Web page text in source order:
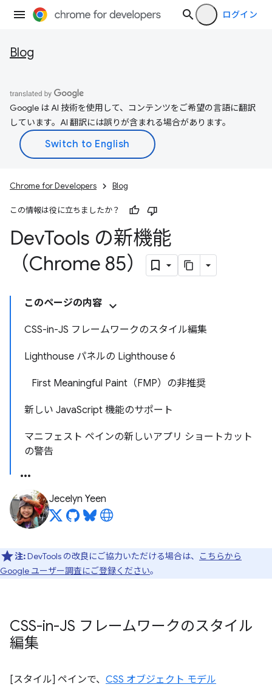
ログイン
Blog
Google は AI 技術を使用して、コンテンツをご希望の言語に翻訳
しています。AI 翻訳には誤りが含まれる場合があります。
Chrome for Developers Blog
この情報は役に立ちましたか？
DevTools の新機能
（Chrome 85）
このページの内容
CSS-in-JS フレームワークのスタイル編集
Lighthouse パネルの Lighthouse 6
First Meaningful Paint（FMP）の非推奨
新しい JavaScript 機能のサポート
マニフェスト ペインの新しいアプリ ショートカット
の警告
Jecelyn Yeen
注:DevTools の改良にご協力いただける場合は、
こちらから
Google ユーザー調査にご登録ください。
CSS-in-JS フレームワークのスタイル
編集
[スタイル] ペインで、 CSS オブジェクト モデル